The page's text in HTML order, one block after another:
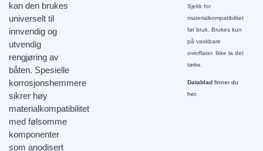
kan den brukes
universelt til
innvendig og
utvendig
rengjøring av
båten. Spesielle
korrosjonshemmere
sikrer høy
materialkompatibilitet
med følsomme
komponenter
som anodisert
Sjekk for
materialkompatibilitet
før bruk. Brukes kun
på vaskbare
overflater. Ikke la det
tørke.
Datablad finner du
her.